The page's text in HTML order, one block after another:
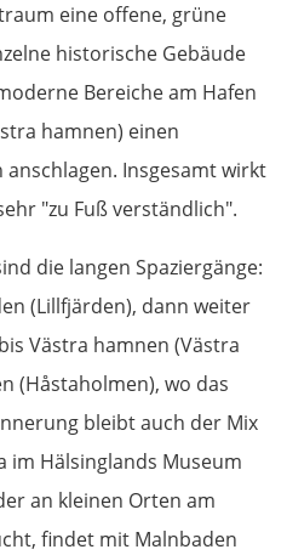
eine offene, grüne
historische Gebäude
Bereiche am Hafen
hamnen) einen
Insgesamt wirkt
"zu Fuß verständlich".
die langen Spaziergänge:
(Lillfjärden), dann weiter
Västra hamnen (Västra
(Håstaholmen), wo das
bleibt auch der Mix
im Hälsinglands Museum
an kleinen Orten am
findet mit Malnbaden